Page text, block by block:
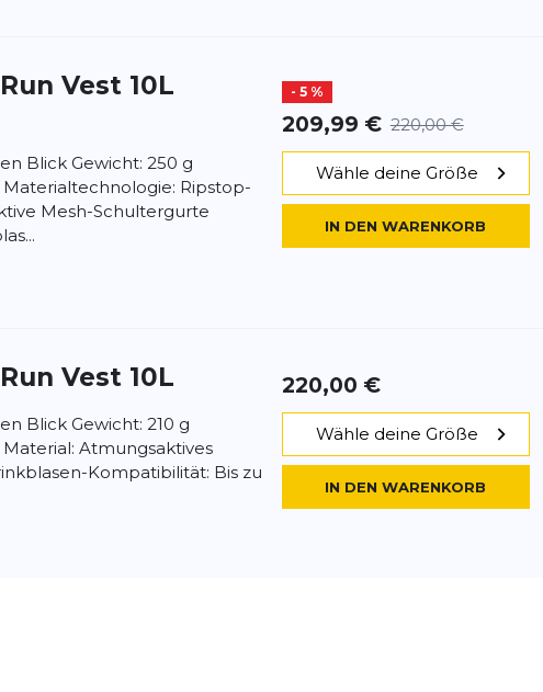
Vest 10L - 5 %
209,99 € 220,00 €
Blick Gewicht: 250 g
Materialtechnologie: Ripstop-
Mesh-Schultergurte
Wähle deine Größe
IN DEN WARENKORB
Vest 10L 220,00 €
Blick Gewicht: 210 g
Atmungsaktives
Kompatibilität: Bis zu
Wähle deine Größe
IN DEN WARENKORB